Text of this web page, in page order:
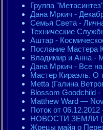
Группа
Дана Мркич -
Семья Света -
Технические
Аштар -
Послание Мастера
Владимир и Анна -
Дана Мркич - Все на
Мастер Кираэль. О
Metta (Галина
Blossom Goodchild
Matthew Ward —
Поток от
НОВОСТИ ЗЕМЛИ
Жрецы майя о